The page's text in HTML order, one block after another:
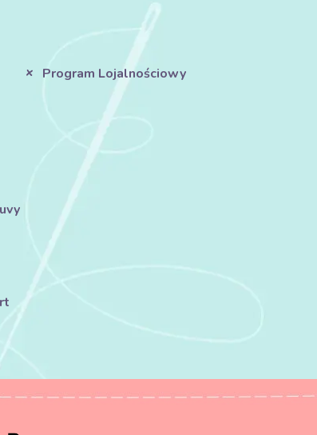
Program Lojalnościowy